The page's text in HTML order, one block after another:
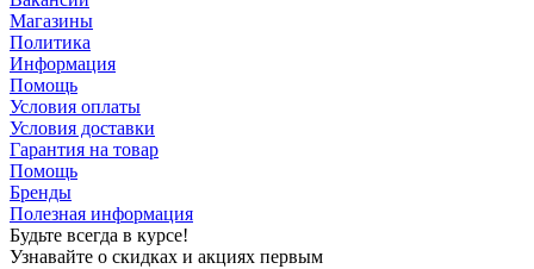
Магазины
Политика
Информация
Помощь
Условия оплаты
Условия доставки
Гарантия на товар
Помощь
Бренды
Полезная информация
Будьте всегда в курсе!
Узнавайте о скидках и акциях первым